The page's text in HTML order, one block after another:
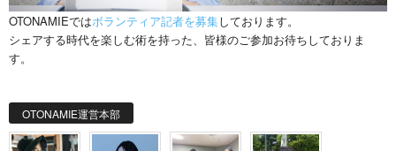
OTONAMIEではボランティア記者を募集しております。
シェアする時代を楽しむ術を持った、皆様のご参加お待ちしておりま
す。
OTONAMIE運営本部